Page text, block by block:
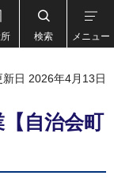
検索 メニュー
新日 2026年4月13日
自治会町